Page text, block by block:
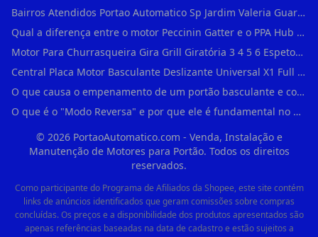
Bairros Atendidos Portao Automatico Sp Jardim Valeria Guarulhos Sp Motor Para Portao Automatico Eletronico
Qual a diferença entre o motor Peccinin Gatter e o PPA Hub em Vila Romana?
Motor Para Churrasqueira Gira Grill Giratória 3 4 5 6 Espetos Gme Maxtorque Bivo em Cidade Dutra
Central Placa Motor Basculante Deslizante Universal X1 Full Range 433mhz em Vila Prudente
O que causa o empenamento de um portão basculante e como evitar em Campo Belo?
O que é o "Modo Reversa" e por que ele é fundamental no dia a dia em Itapevi?
© 2026PortaoAutomatico.com - Venda, Instalação e
Manutenção de Motores para Portão. Todos os direitos
reservados.
Como participante do Programa de Afiliados da Shopee, este site contém
links de anúncios identificados que geram comissões sobre compras
concluídas. Os preços e a disponibilidade dos produtos apresentados são
apenas referências baseadas na data de cadastro e estão sujeitos a